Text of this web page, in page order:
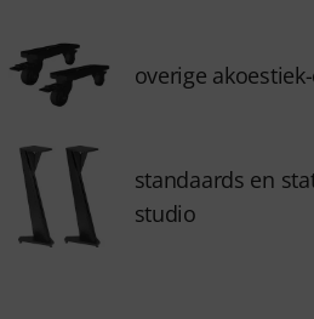
overige
standaards en
studio